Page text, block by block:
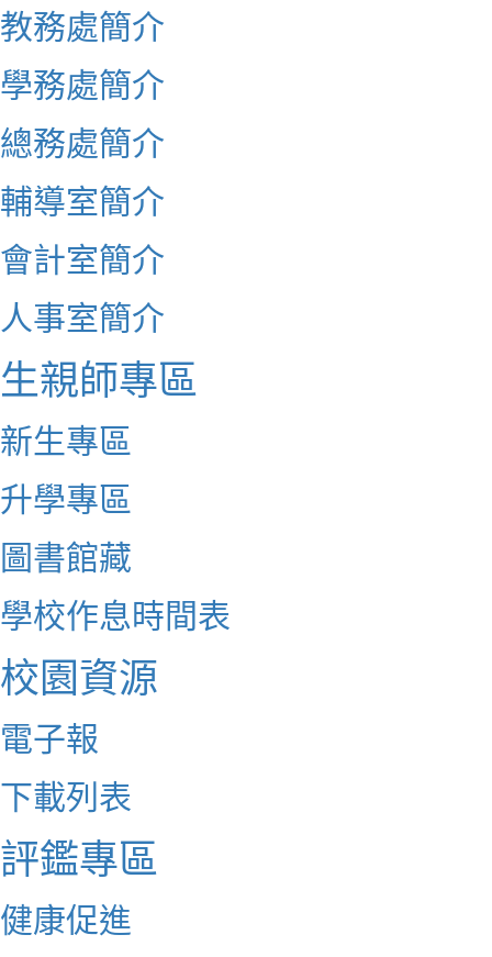
教務處簡介
學務處簡介
總務處簡介
輔導室簡介
會計室簡介
人事室簡介
生親師專區
新生專區
升學專區
圖書館藏
學校作息時間表
校園資源
電子報
下載列表
評鑑專區
健康促進